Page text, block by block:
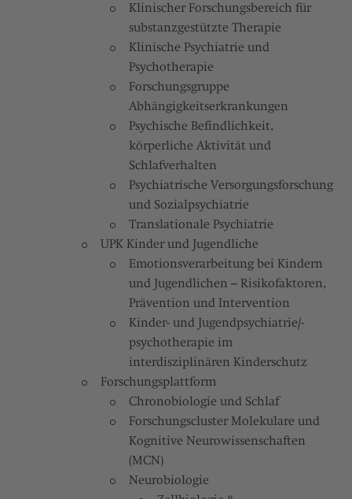
Klinischer Forschungsbereich für
substanzgestützte Therapie
Klinische Psychiatrie und
Psychotherapie
Forschungsgruppe
Abhängigkeitserkrankungen
Psychische Befindlichkeit,
körperliche Aktivität und
Schlafverhalten
Psychiatrische Versorgungsforschung
und Sozialpsychiatrie
Translationale Psychiatrie
UPK Kinder und Jugendliche
Emotionsverarbeitung bei Kindern
und Jugendlichen – Risikofaktoren,
Prävention und Intervention
Kinder- und Jugendpsychiatrie/-
psychotherapie im
interdisziplinären Kinderschutz
Forschungsplattform
Chronobiologie und Schlaf
Forschungscluster Molekulare und
Kognitive Neurowissenschaften
(MCN)
Neurobiologie